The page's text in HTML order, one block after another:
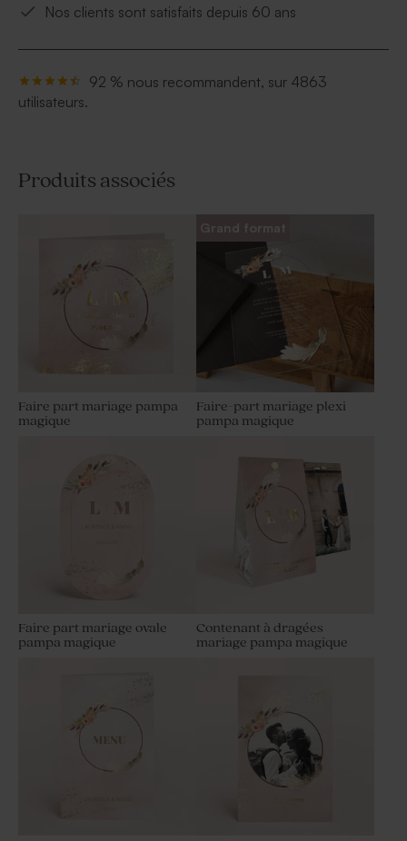
Nos clients sont satisfaits depuis 60 ans
92 % nous recommandent, sur 4863
utilisateurs.
Produits associés
Faire part mariage pampa
magique
Grand format
Faire-part mariage plexi
pampa magique
Faire part mariage ovale
pampa magique
Contenant à dragées
mariage pampa magique